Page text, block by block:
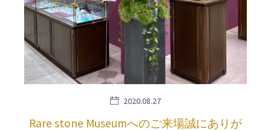
2020.08.27
Rare stone Museumへのご来場誠にありが